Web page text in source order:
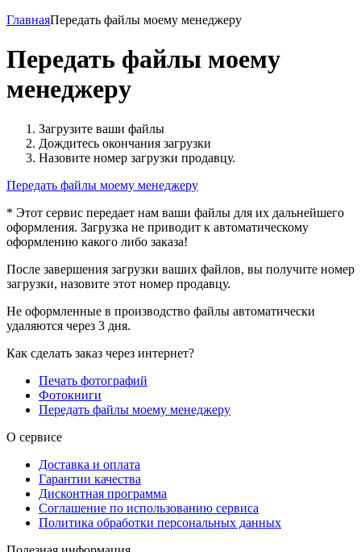
ГлавнаяПередать файлы моему менеджеру
Передать файлы моему
менеджеру
Загрузите ваши файлы
Дождитесь окончания загрузки
Назовите номер загрузки продавцу.
Передать файлы моему менеджеру
* Этот сервис передает нам ваши файлы для их дальнейшего
оформления. Загрузка не приводит к автоматическому
оформлению какого либо заказа!
После завершения загрузки ваших файлов, вы получите номер
загрузки, назовите этот номер продавцу.
Не оформленные в производство файлы автоматически
удаляются через 3 дня.
Как сделать заказ через интернет?
Печать фотографий
Фотокниги
Передать файлы моему менеджеру
О сервисе
Доставка и оплата
Гарантии качества
Дисконтная программа
Соглашение по использованию сервиса
Политика обработки персональных данных